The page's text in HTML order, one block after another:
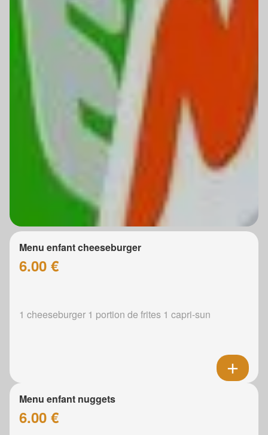
Menu enfant cheeseburger
6.00 €
1 cheeseburger 1 portion de frites 1 capri-sun
Menu enfant nuggets
6.00 €